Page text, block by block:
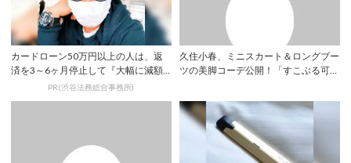
カードローン50万円以上の人は、返
済を3～6ヶ月停止して『大幅に減額
してから返済...PR(渋谷法務総合事務所)
久住小春、ミニスカート＆ロングブー
ツの美脚コーデ公開！「すこぶる可愛